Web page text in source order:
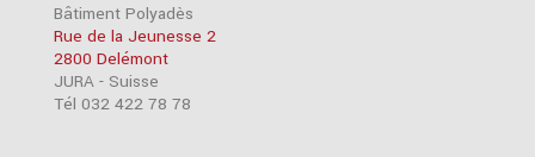
Bâtiment Polyadès
Rue de la Jeunesse 2
2800 Delémont
JURA - Suisse
Tél 032 422 78 78